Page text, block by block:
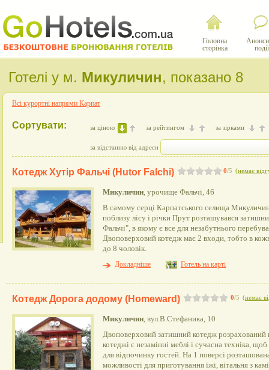
Головна
сторінка
події
Готелі у м. Микуличин, показано 8
Всі курортні напрями Карпат
Сортувати: за ціною за рейтингом за зірками
за відстанню від адреси
0/5 (немає
Котедж Хутір Фальчі (Hutor Falchi)
Микуличин, урочище Фальчі, 46
В самому серці Карпатського селища
поблизу лісу і річки Прут розташувався
Фальчі", в якому є все для незабутнього
Двоповерховий котедж має 2 входи, тобто в
до 8 чоловік.
Докладніше
Готель на карті
0/5 (немає
Котедж Дорога додому (Homeward)
Микуличин, вул.В.Стефаника, 10
Двоповерховий затишний котедж розрахований
котеджі є незамінні меблі і сучасна техніка,
для відпочинку гостей. На 1 поверсі
можливості для приготування їжі, вітальня з